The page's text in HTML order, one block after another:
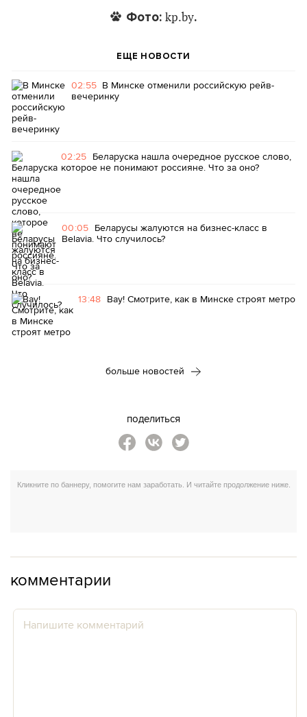
Фото: kp.by.
ЕЩЕ НОВОСТИ
02:55 В Минске отменили российскую рейв-
вечеринку
02:25 Беларуска нашла очередное русское слово,
которое не понимают россияне. Что за оно?
00:05 Беларусы жалуются на бизнес-класс в
Belavia. Что случилось?
13:48 Вау! Смотрите, как в Минске строят метро
больше новостей
поделиться
комментарии